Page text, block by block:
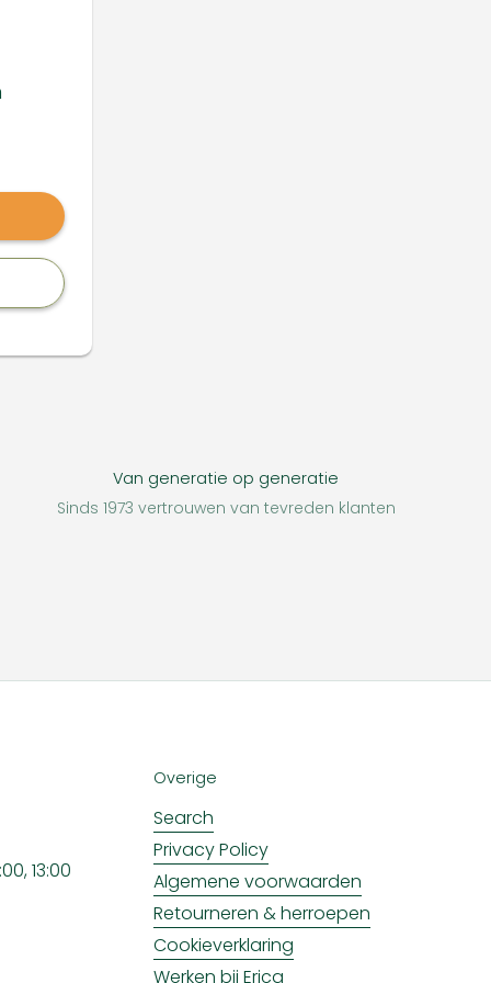
Van generatie op generatie
Sinds 1973 vertrouwen van tevreden klanten
13:00
Overige
Search
Privacy Policy
Algemene voorwaarden
Retourneren & herroepen
Cookieverklaring
Werken bij Erica